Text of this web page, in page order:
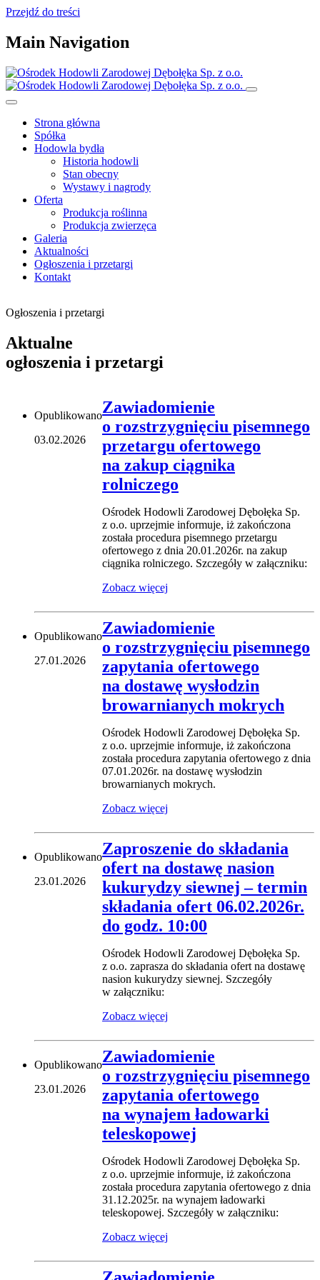
Przejdź do treści
Main Navigation
Strona główna
Spółka
Hodowla bydła
Historia hodowli
Stan obecny
Wystawy i nagrody
Oferta
Produkcja roślinna
Produkcja zwierzęca
Galeria
Aktualności
Ogłoszenia i przetargi
Kontakt
Ogłoszenia i przetargi
Aktualne
ogłoszenia i przetargi
Opublikowano
03.02.2026
Zawiadomienie
o rozstrzygnięciu pisemnego
przetargu ofertowego
na zakup ciągnika
rolniczego
Ośrodek Hodowli Zarodowej Dębołęka Sp.
z o.o. uprzejmie informuje, iż zakończona
została procedura pisemnego przetargu
ofertowego z dnia 20.01.2026r. na zakup
ciągnika rolniczego. Szczegóły w załączniku:
Zobacz więcej
Opublikowano
27.01.2026
Zawiadomienie
o rozstrzygnięciu pisemnego
zapytania ofertowego
na dostawę wysłodzin
browarnianych mokrych
Ośrodek Hodowli Zarodowej Dębołęka Sp.
z o.o. uprzejmie informuje, iż zakończona
została procedura zapytania ofertowego z dnia
07.01.2026r. na dostawę wysłodzin
browarnianych mokrych.
Zobacz więcej
Opublikowano
23.01.2026
Zaproszenie do składania
ofert na dostawę nasion
kukurydzy siewnej – termin
składania ofert 06.02.2026r.
do godz. 10:00
Ośrodek Hodowli Zarodowej Dębołęka Sp.
z o.o. zaprasza do składania ofert na dostawę
nasion kukurydzy siewnej. Szczegóły
w załączniku:
Zobacz więcej
Opublikowano
23.01.2026
Zawiadomienie
o rozstrzygnięciu pisemnego
zapytania ofertowego
na wynajem ładowarki
teleskopowej
Ośrodek Hodowli Zarodowej Dębołęka Sp.
z o.o. uprzejmie informuje, iż zakończona
została procedura zapytania ofertowego z dnia
31.12.2025r. na wynajem ładowarki
teleskopowej. Szczegóły w załączniku:
Zobacz więcej